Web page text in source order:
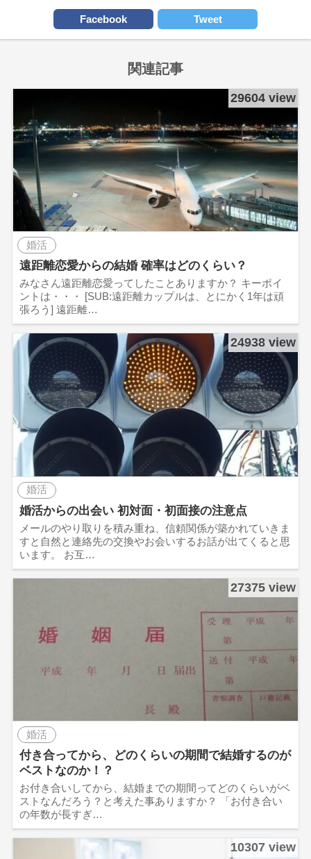
Facebook Tweet
関連記事
29604 view
婚活
遠距離恋愛からの結婚 確率はどのくらい？
みなさん遠距離恋愛ってしたことありますか？ キーポイ
ントは・・・ [SUB:遠距離カップルは、とにかく1年は頑
張ろう] 遠距離…
24938 view
婚活
婚活からの出会い 初対面・初面接の注意点
メールのやり取りを積み重ね、信頼関係が築かれていきま
すと自然と連絡先の交換やお会いするお話が出てくると思
います。 お互…
27375 view
婚活
付き合ってから、どのくらいの期間で結婚するのが
ベストなのか！？
お付き合いしてから、結婚までの期間ってどのくらいがベ
ストなんだろう？と考えた事ありますか？ 「お付き合い
の年数が長すぎ…
10307 view